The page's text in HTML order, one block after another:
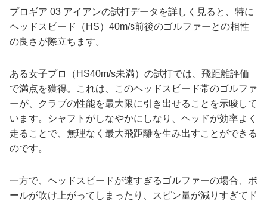
プロギア 03 アイアンの試打データを詳しく見ると、特に
ヘッドスピード（HS）40m/s前後のゴルファーとの相性
の良さが際立ちます。
ある女子プロ（HS40m/s未満）の試打では、飛距離評価
で満点を獲得。これは、このヘッドスピード帯のゴルファ
ーが、クラブの性能を最大限に引き出せることを示唆して
います。シャフトがしなやかにしなり、ヘッドが効率よく
走ることで、無理なく最大飛距離を生み出すことができる
のです。
一方で、ヘッドスピードが速すぎるゴルファーの場合、ボ
ールが吹け上がってしまったり、スピン量が減りすぎてド